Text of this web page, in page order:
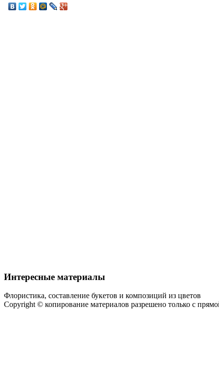
Интересные материалы
Флористика, составление букетов и композиций из цветов
Copyright © копирование материалов разрешено только с